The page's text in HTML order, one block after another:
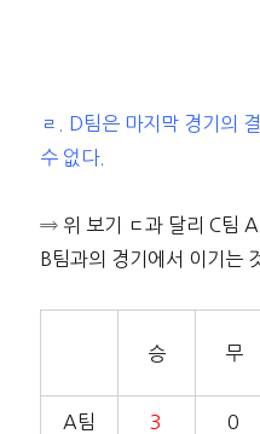
ㄹ. D팀은 마지막 경기의
수 없다.
⇒ 위 보기 ㄷ과 달리 C팀 A
B팀과의 경기에서 이기는
승 무
A팀 3 0